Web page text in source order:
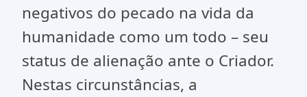
negativos do pecado na vida da
humanidade como um todo – seu
status de alienação ante o Criador.
Nestas circunstâncias, a